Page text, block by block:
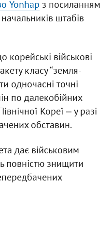
Yonhap з посиланням
штабів
корейські військові
класу “земля-
одночасні точні
по далекобійних
Кореї ‒ у разі
обставин.
дає військовим
повністю знищити